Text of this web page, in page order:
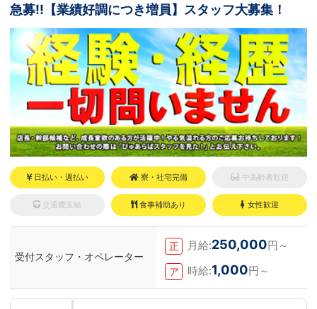
急募!!【業績好調につき増員】スタッフ大募集！
日払い・週払い 寮・社宅完備 中高齢者歓迎
交通費支給 食事補助あり 女性歓迎
受付スタッフ・オペレーター
正 月給:250,000円～
ア 時給:1,000円～